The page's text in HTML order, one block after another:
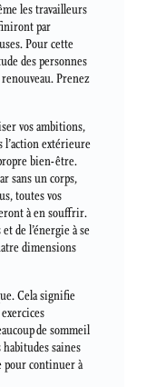
les travailleurs
par
Pour cette
des personnes
Prenez
vos ambitions,
l’action extérieure
bien-être.
sans un corps,
toutes vos
à en souffrir.
de l’énergie à se
dimensions
Cela signifie
de sommeil
saines
pour continuer à